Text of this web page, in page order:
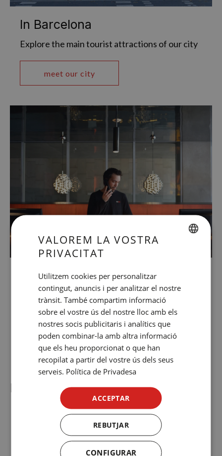
In Barcelona
Explore the main tourist attractions of our city
meet our city
At NN Hotels
Discover the experiences that await you at our
hotels
Discover now
Find us on Spotify
CATALAN
FRENCH
ITALIAN
VALOREM LA VOSTRA
PRIVACITAT
Utilitzem cookies per personalitzar
contingut, anuncis i per analitzar el nostre
trànsit. També compartim informació
sobre el vostre ús del nostre lloc amb els
nostres socis publicitaris i analítics que
poden combinar-la amb altra informació
que els heu proporcionat o que han
recopilat a partir del vostre ús dels seus
serveis. Política de Privadesa
ACCEPTAR
REBUTJAR
CONFIGURAR